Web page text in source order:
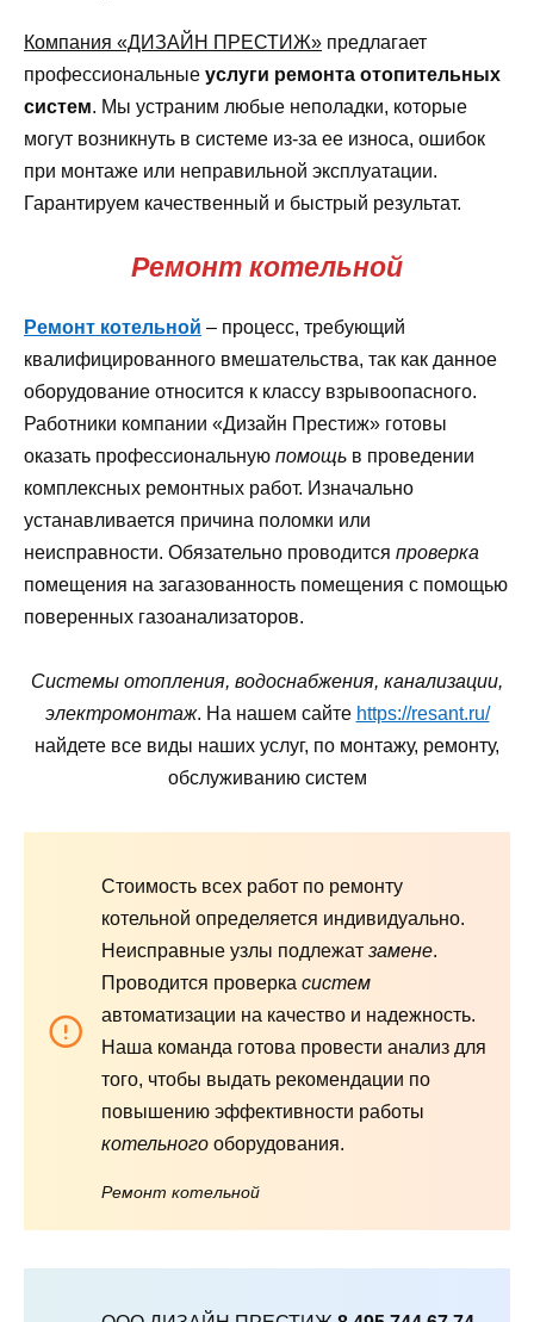
Компания «ДИЗАЙН ПРЕСТИЖ» предлагает
профессиональные услуги ремонта отопительных
систем. Мы устраним любые неполадки, которые
могут возникнуть в системе из-за ее износа, ошибок
при монтаже или неправильной эксплуатации.
Гарантируем качественный и быстрый результат.
Ремонт котельной
Ремонт котельной – процесс, требующий
квалифицированного вмешательства, так как данное
оборудование относится к классу взрывоопасного.
Работники компании «Дизайн Престиж» готовы
оказать профессиональную помощь в проведении
комплексных ремонтных работ. Изначально
устанавливается причина поломки или
неисправности. Обязательно проводится проверка
помещения на загазованность помещения с помощью
поверенных газоанализаторов.
Системы отопления, водоснабжения, канализации,
электромонтаж. На нашем сайте https://resant.ru/
найдете все виды наших услуг, по монтажу, ремонту,
обслуживанию систем
Стоимость всех работ по ремонту
котельной определяется индивидуально.
Неисправные узлы подлежат замене.
Проводится проверка систем
автоматизации на качество и надежность.
Наша команда готова провести анализ для
того, чтобы выдать рекомендации по
повышению эффективности работы
котельного оборудования.
Ремонт котельной